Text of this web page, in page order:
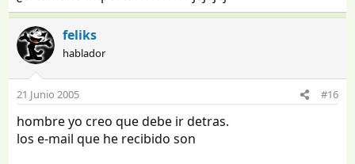
feliks
hablador
21 Junio 2005 #16
hombre yo creo que debe ir detras.
los e-mail que he recibido son